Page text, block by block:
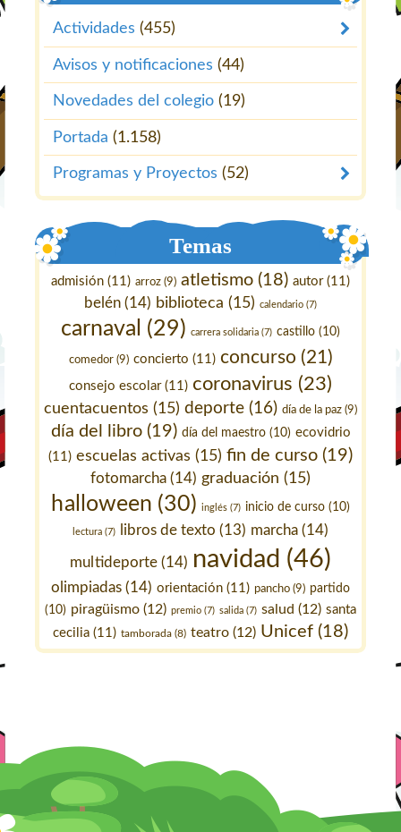
Actividades (455)
Avisos y notificaciones (44)
Novedades del colegio (19)
Portada (1.158)
Programas y Proyectos (52)
Temas
admisión (11) arroz (9) atletismo (18) autor(11)
belén (14) biblioteca (15) calendario (7)
carnaval (29) carrera solidaria (7) castillo (10)
comedor(9) concierto (11) concurso (21)
consejo escolar(11) coronavirus (23)
cuentacuentos (15) deporte (16) día de la paz (9)
día del libro(19) día del maestro(10) ecovidrio
(11) escuelas activas (15) fin de curso (19)
fotomarcha (14) graduación (15)
halloween (30) inglés(7) inicio de curso(10)
lectura (7) libros de texto (13) marcha (14)
multideporte(14) navidad (46)
olimpiadas (14) orientación (11) pancho (9) partido
(10) piragüismo (12) premio (7) salida (7) salud (12) santa
cecilia (11) tamborada (8) teatro (12) Unicef (18)